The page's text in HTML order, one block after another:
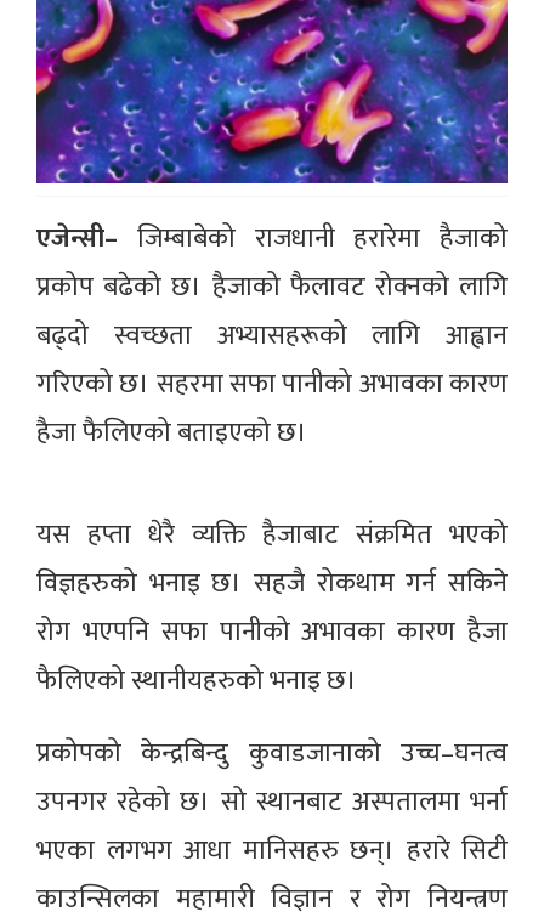
एजेन्सी– जिम्बाबेको राजधानी हरारेमा हैजाको
प्रकोप बढेको छ। हैजाको फैलावट रोक्नको लागि
बढ्दो स्वच्छता अभ्यासहरूको लागि आह्वान
गरिएको छ। सहरमा सफा पानीको अभावका कारण
हैजा फैलिएको बताइएको छ।
यस हप्ता धेरै व्यक्ति हैजाबाट संक्रमित भएको
विज्ञहरुको भनाइ छ। सहजै रोकथाम गर्न सकिने
रोग भएपनि सफा पानीको अभावका कारण हैजा
फैलिएको स्थानीयहरुको भनाइ छ।
प्रकोपको केन्द्रबिन्दु कुवाडजानाको उच्च–घनत्व
उपनगर रहेको छ। सो स्थानबाट अस्पतालमा भर्ना
भएका लगभग आधा मानिसहरु छन्। हरारे सिटी
काउन्सिलका महामारी विज्ञान र रोग नियन्त्रण